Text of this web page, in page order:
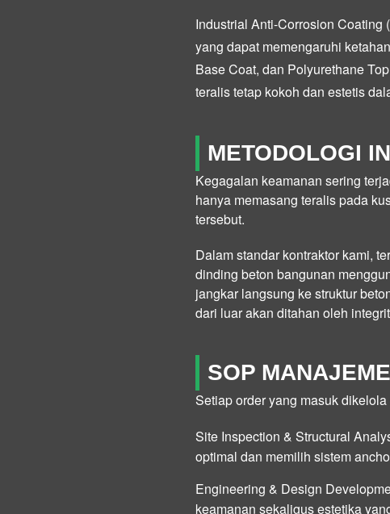
Industrial Anti-Corrosion Coating
yang dapat memengaruhi
Base Coat, dan Polyurethane
teralis tetap kokoh dan estetis
METODOLOGI
Kegagalan keamanan sering
hanya memasang teralis pada
tersebut.
Dalam standar kontraktor kami,
dinding beton bangunan
jangkar langsung ke struktur
dari luar akan ditahan oleh
SOP
Setiap order yang masuk
Site Inspection & Structural
optimal dan memilih sistem
Engineering & Design
keamanan sekaligus estetika